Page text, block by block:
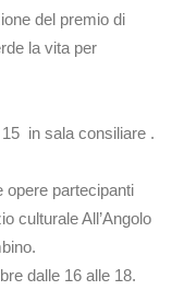
del premio di
la vita per
in sala consiliare .
opere partecipanti
culturale All’Angolo
dalle 16 alle 18.